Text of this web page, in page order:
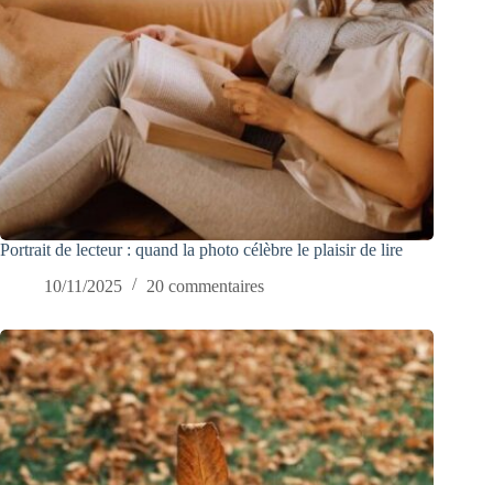
Portrait de lecteur : quand la photo célèbre le plaisir de lire
10/11/2025
20 commentaires